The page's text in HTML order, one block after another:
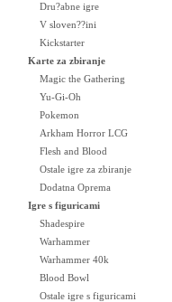
Dru?abne igre
V sloven??ini
Kickstarter
Karte za zbiranje
Magic the Gathering
Yu-Gi-Oh
Pokemon
Arkham Horror LCG
Flesh and Blood
Ostale igre za zbiranje
Dodatna Oprema
Igre s figuricami
Shadespire
Warhammer
Warhammer 40k
Blood Bowl
Ostale igre s figuricami